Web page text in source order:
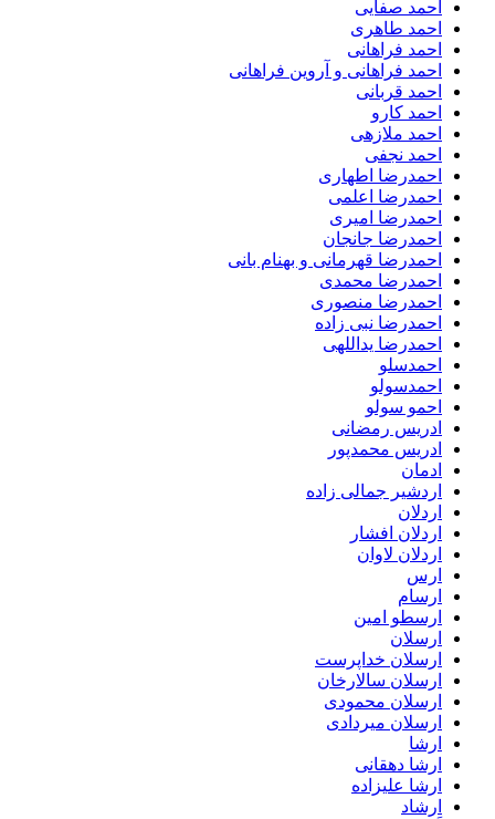
احمد صفایی
احمد طاهری
احمد فراهانی
احمد فراهانی و آروین فراهانی
احمد قربانی
احمد کارو
احمد ملازهی
احمد نجفی
احمدرضا اطهاری
احمدرضا اعلمی
احمدرضا امیری
احمدرضا جانجان
احمدرضا قهرمانی و بهنام بانی
احمدرضا محمدی
احمدرضا منصوری
احمدرضا نبی زاده
احمدرضا یداللهی
احمدسلو
احمدسولو
احمو سولو
ادریس رمضانی
ادریس محمدپور
ادمان
اردشیر جمالی زاده
اردلان
اردلان افشار
اردلان لاوان
ارس
ارسام
ارسطو امین
ارسلان
ارسلان خداپرست
ارسلان سالارخان
ارسلان محمودی
ارسلان میردادی
ارشا
ارشا دهقانی
ارشا علیزاده
ارشاد